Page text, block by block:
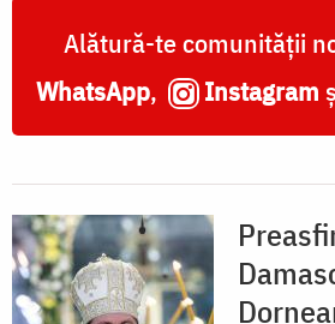
Alătură-te comunității
WhatsApp, Instagram